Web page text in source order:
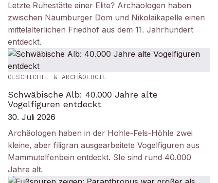
Letzte Ruhestätte einer Elite? Archäologen haben
zwischen Naumburger Dom und Nikolaikapelle einen
mittelalterlichen Friedhof aus dem 11. Jahrhundert
entdeckt.
GESCHICHTE & ARCHÄOLOGIE
Schwäbische Alb: 40.000 Jahre alte
Vogelfiguren entdeckt
30. Juli 2026
Archäologen haben in der Hohle-Fels-Höhle zwei
kleine, aber filigran ausgearbeitete Vogelfiguren aus
Mammutelfenbein entdeckt. SIe sind rund 40.000
Jahre alt.